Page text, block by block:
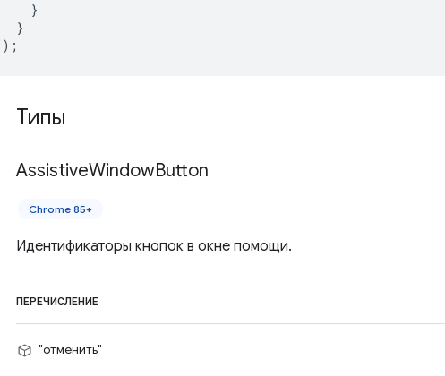
}
}
);
Типы
AssistiveWindowButton
Chrome 85+
Идентификаторы кнопок в окне помощи.
ПЕРЕЧИСЛЕНИЕ
"отменить"